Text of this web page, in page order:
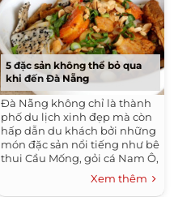
5 đặc sản không thể bỏ qua
khi đến Đà Nẵng
Đà Nẵng không chỉ là thành
phố du lịch xinh đẹp mà còn
hấp dẫn du khách bởi những
món đặc sản nổi tiếng như bê
thui Cầu Mống, gỏi cá Nam Ô,
Xem thêm